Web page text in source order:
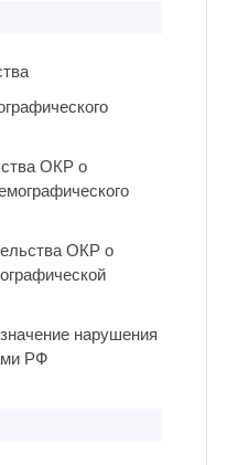
ОКР о
ОКР о
нарушения
РФ